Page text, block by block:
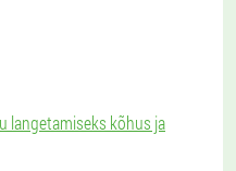
langetamiseks kõhus ja